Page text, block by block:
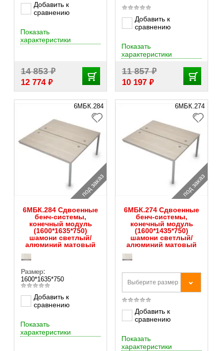
Добавить к
сравнению
14 853₽
12 774 ₽
Показать
характеристики
Добавить к
сравнению
11 857₽
10 197 ₽
Показать
характеристики
6МБК.284
под заказ
6МБК.284 Сдвоенные
бенч-системы,
конечный модуль
(1600*1635*750)
шамони светлый/
алюминий матовый
Размер:
1600*1635*750
Добавить к
сравнению
Показать
характеристики
6МБК.274
под заказ
6МБК.274 Сдвоенные
бенч-системы,
конечный модуль
(1600*1435*750)
шамони светлый/
алюминий матовый
Выберите размер
Добавить к
сравнению
Показать
характеристики